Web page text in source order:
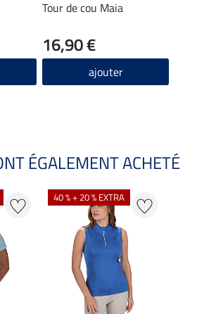
Tour de cou Maia
16,90 €
ajouter
ÉGALEMENT ACHETÉ
40 % + 20 % EXTRA